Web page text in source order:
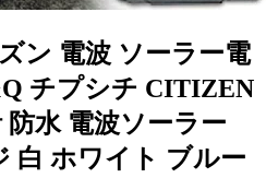
ン 電波 ソーラー電
チプシチ CITIZEN
防水 電波ソーラー
白 ホワイト ブルー